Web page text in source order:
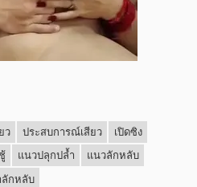
ว ประสบการณ์เสียว
เปิดซิง
แนวปลุกปล้ำ
แนวลักหลับ
ลักหลับ